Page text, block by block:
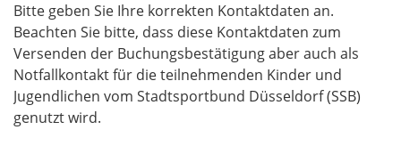
Bitte geben Sie Ihre korrekten Kontaktdaten an.
Beachten Sie bitte, dass diese Kontaktdaten zum
Versenden der Buchungsbestätigung aber auch als
Notfallkontakt für die teilnehmenden Kinder und
Jugendlichen vom Stadtsportbund Düsseldorf (SSB)
genutzt wird.